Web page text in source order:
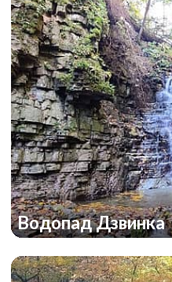
Водопад Дзвинка